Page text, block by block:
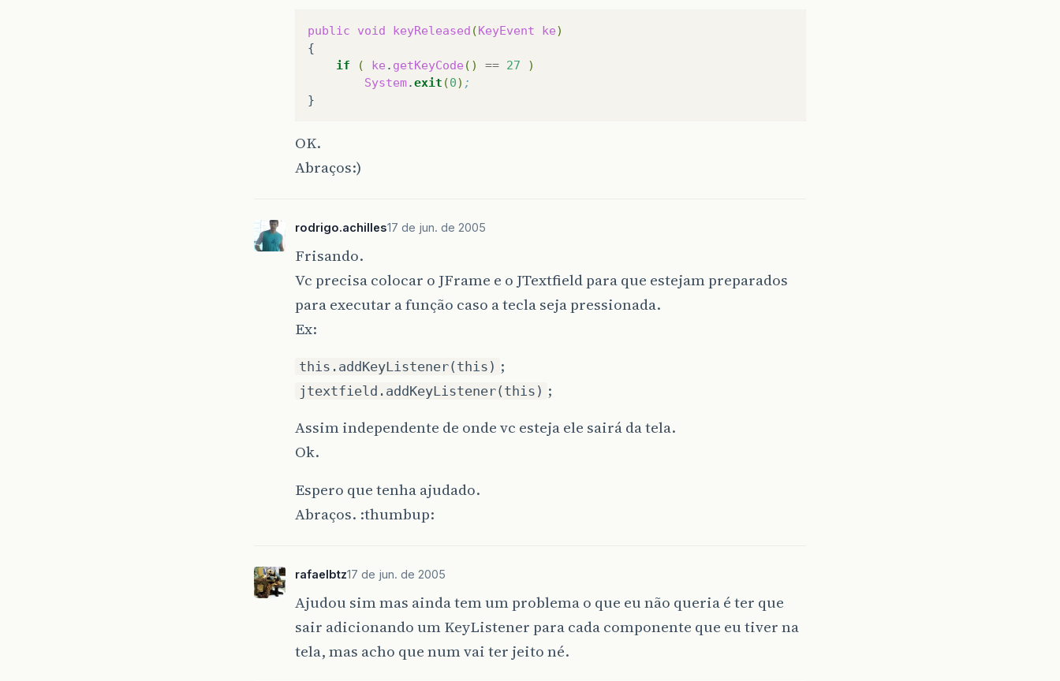
public void keyReleased (KeyEvent ke)
if
( ke . getKeyCode () == 27
)
System.exit (0) ;
OK.
Abraços:)
rodrigo.achilles17 de jun. de 2005
Frisando.
Vc precisa colocar o JFrame e o JTextfield para que estejam preparados
para executar a função caso a tecla seja pressionada.
Ex:
this.addKeyListener(this) ;
jtextfield.addKeyListener(this) ;
Assim independente de onde vc esteja ele sairá da tela.
Ok.
Espero que tenha ajudado.
Abraços. :thumbup:
rafaelbtz17 de jun. de 2005
Ajudou sim mas ainda tem um problema o que eu não queria é ter que
sair adicionando um KeyListener para cada componente que eu tiver na
tela, mas acho que num vai ter jeito né.